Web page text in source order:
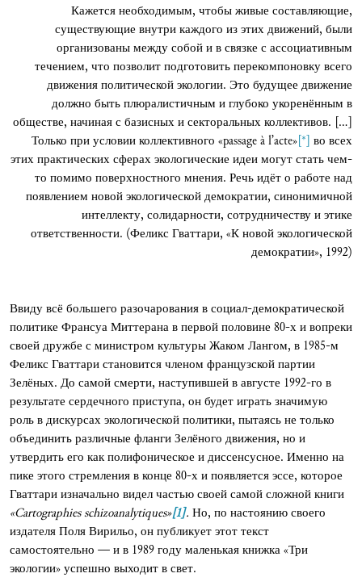
Кажется необходимым, чтобы живые составляющие,
существующие внутри каждого из этих движений, были
организованы между собой и в связке с ассоциативным
течением, что позволит подготовить перекомпоновку всего
движения политической экологии. Это будущее движение
должно быть плюралистичным и глубоко укоренённым в
обществе, начиная с базисных и секторальных коллективов. [...]
Только при условии коллективного «passage à l’acte»[*] во всех
этих практических сферах экологические идеи могут стать чем-
то помимо поверхностного мнения. Речь идёт о работе над
появлением новой экологической демократии, синонимичной
интеллекту, солидарности, сотрудничеству и этике
ответственности. (Феликс Гваттари, «К новой экологической
демократии», 1992)
Ввиду всё большего разочарования в социал-демократической
политике Франсуа Миттерана в первой половине 80-х и вопреки
своей дружбе с министром культуры Жаком Лангом, в 1985-м
Феликс Гваттари становится членом французской партии
Зелёных. До самой смерти, наступившей в августе 1992-го в
результате сердечного приступа, он будет играть значимую
роль в дискурсах экологической политики, пытаясь не только
объединить различные фланги Зелёного движения, но и
утвердить его как полифоническое и диссенсусное. Именно на
пике этого стремления в конце 80-х и появляется эссе, которое
Гваттари изначально видел частью своей самой сложной книги
«Cartographies schizoanalytiques»[1]. Но, по настоянию своего
издателя Поля Вирильо, он публикует этот текст
самостоятельно — и в 1989 году маленькая книжка «Три
экологии» успешно выходит в свет.